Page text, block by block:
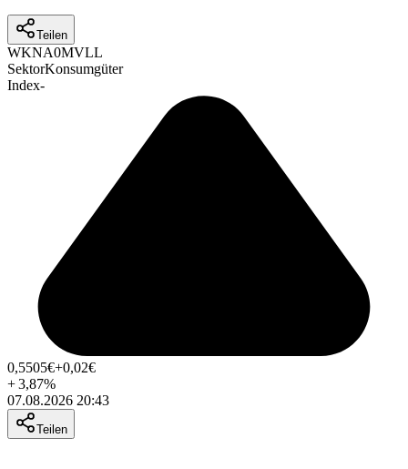
Teilen
WKNA0MVLL
SektorKonsumgüter
Index-
0,5505€+0,02€
+3,87%
07.08.2026 20:43
Teilen